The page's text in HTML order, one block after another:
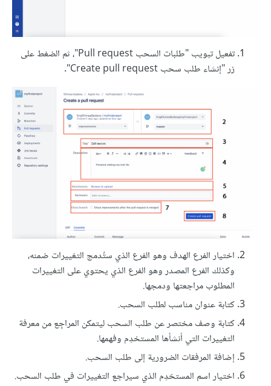
تفعيل تبويب "طلبات السحب Pull request"، ثم الضغط على
زر "إنشاء طلب سحب Create pull request".
اختيار الفرع الهدف وهو الفرع الذي ستُدمج التغييرات ضمنه،
وكذلك الفرع المصدر وهو الفرع الذي يحتوي على التغييرات
المطلوب مراجعتها ودمجها.
كتابة عنوان مناسب لطلب السحب.
كتابة وصف مختصر عن طلب السحب ليتمكن المراجِع من معرفة
التغييرات التي أنشأها المستخدِم وفهمها.
إضافة المرفقات الضرورية إلى طلب السحب.
اختيار اسم المستخدِم الذي سيراجع التغييرات في طلب السحب.